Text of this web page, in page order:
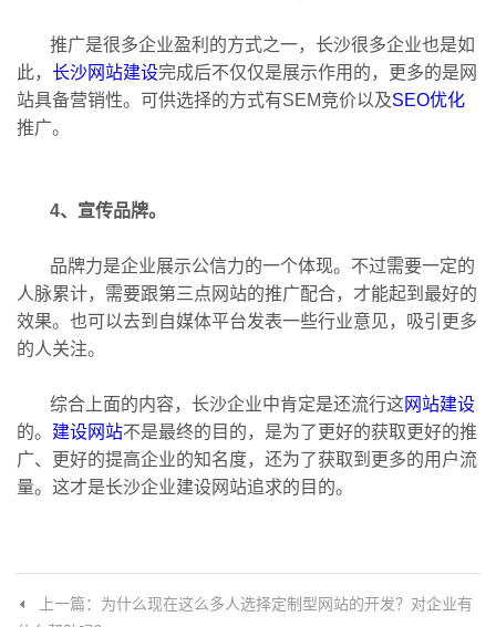
推广是很多企业盈利的方式之一，长沙很多企业也是如
此， 长沙网站建设完成后不仅仅是展示作用的，更多的是网
站具备营销性。可供选择的方式有SEM竞价以及SEO优化
推广。
4、宣传品牌。
品牌力是企业展示公信力的一个体现。不过需要一定的
人脉累计，需要跟第三点网站的推广配合，才能起到最好的
效果。也可以去到自媒体平台发表一些行业意见，吸引更多
的人关注。
综合上面的内容，长沙企业中肯定是还流行这 网站建设
的。 建设网站不是最终的目的，是为了更好的获取更好的推
广、更好的提高企业的知名度，还为了获取到更多的用户流
量。这才是长沙企业建设网站追求的目的。
上一篇：为什么现在这么多人选择定制型网站的开发？对企业有